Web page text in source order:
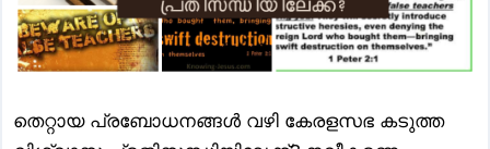
തെറ്റായ പ്രബോധനങ്ങൾ വഴി കേരളസഭ കടുത്ത